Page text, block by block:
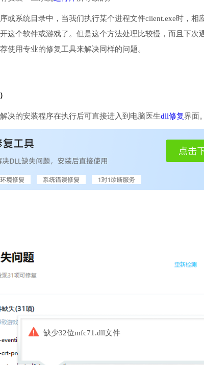
或系统目录中，当我们执行某个进程文件client.exe时，相
这个软件或游戏了。但是这个方法处理比较慢，而且下次
使用专业的修复工具来解决同样的问题。
决的安装程序在执行后可直接进入到电脑医生dll修复界面。
缺少32位mfc71.dll文件